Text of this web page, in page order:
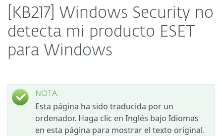
[KB217] Windows Security no
detecta mi producto ESET
para Windows
NOTA:
Esta página ha sido traducida por un
ordenador. Haga clic en Inglés bajo Idiomas
en esta página para mostrar el texto original.